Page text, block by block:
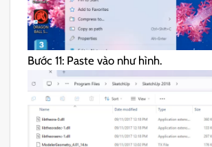
Bước 11: Paste vào như hình.